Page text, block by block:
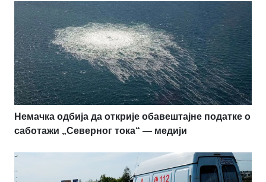
Немачка одбија да открије обавештајне податке о
саботажи „Северног тока“ — медији